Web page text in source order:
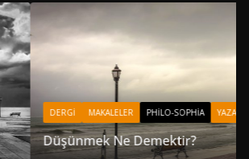
PHILO-SOPHIA YAZARLAR
Ne Demektir?